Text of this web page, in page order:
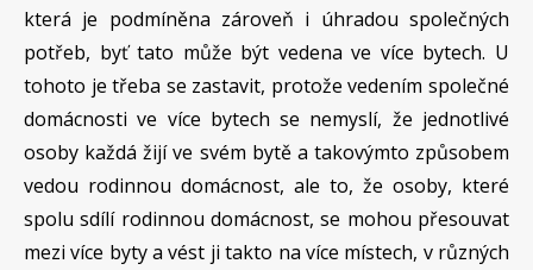
která je podmíněna zároveň i úhradou společných
potřeb, byť tato může být vedena ve více bytech. U
tohoto je třeba se zastavit, protože vedením společné
domácnosti ve více bytech se nemyslí, že jednotlivé
osoby každá žijí ve svém bytě a takovýmto způsobem
vedou rodinnou domácnost, ale to, že osoby, které
spolu sdílí rodinnou domácnost, se mohou přesouvat
mezi více byty a vést ji takto na více místech, v různých